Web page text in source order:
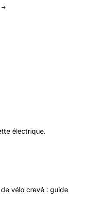
→
électrique.
vélo crevé : guide